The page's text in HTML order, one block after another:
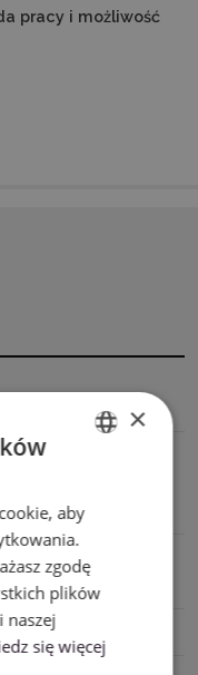
pracy i możliwość
POLISH
×
aby
zgodę
plików
naszej
się więcej